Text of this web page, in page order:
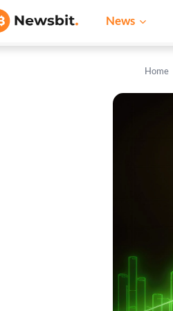
News
Home